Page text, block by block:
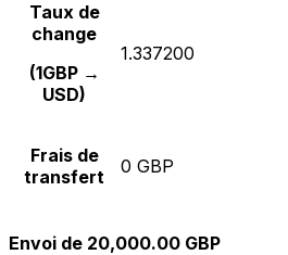
Taux de
change
(1GBP →
USD)
1.337200
Frais de
transfert
0 GBP
Envoi de 20,000.00 GBP